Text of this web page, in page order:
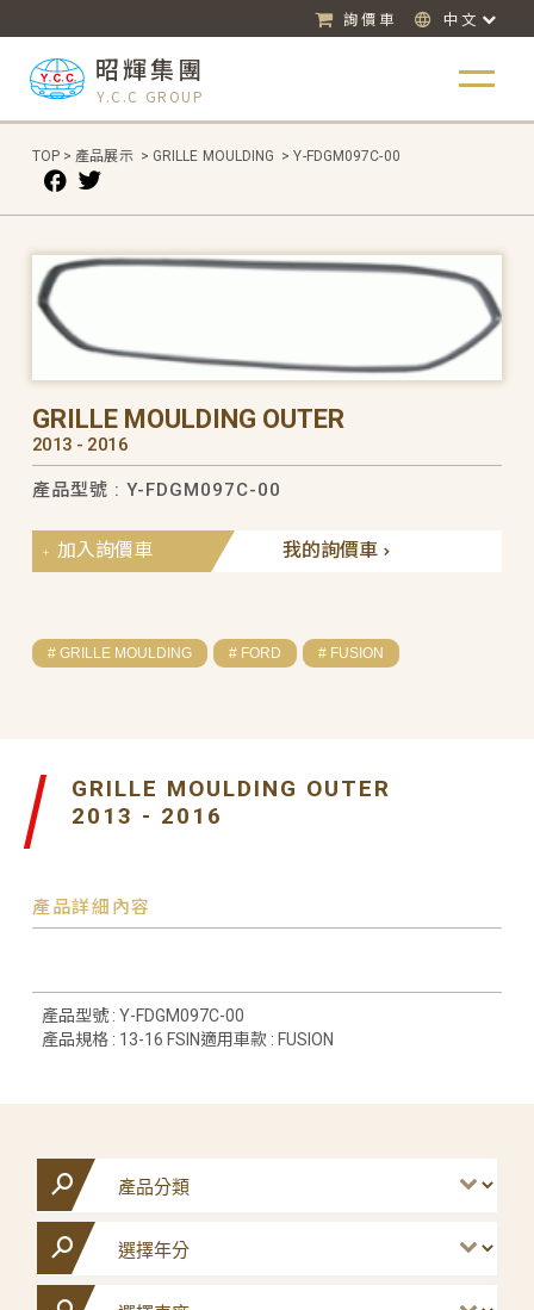
詢價車 中文
昭輝集團
Y.C.C GROUP
TOP > 產品展示 > GRILLE MOULDING > Y-FDGM097C-00
GRILLE MOULDING OUTER
2013 - 2016
產品型號 : Y-FDGM097C-00
我的詢價車
加入詢價車
# GRILLE MOULDING # FORD # FUSION
GRILLE MOULDING OUTER
2013 - 2016
產品詳細內容
產品型號 : Y-FDGM097C-00
產品規格 : 13-16 FSIN適用車款 : FUSION